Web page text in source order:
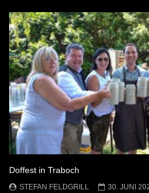
Doffest in Traboch
STEFAN FELDGRILL
30. JUNI